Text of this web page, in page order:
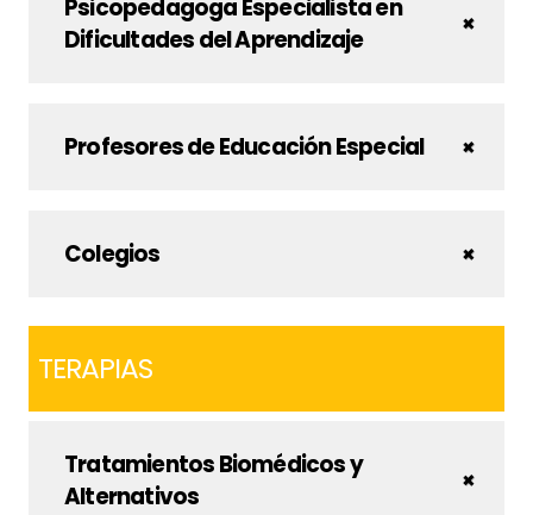
Psicopedagoga Especialista en
Dificultades del Aprendizaje
Profesores de Educación Especial
Colegios
TERAPIAS
Tratamientos Biomédicos y
Alternativos